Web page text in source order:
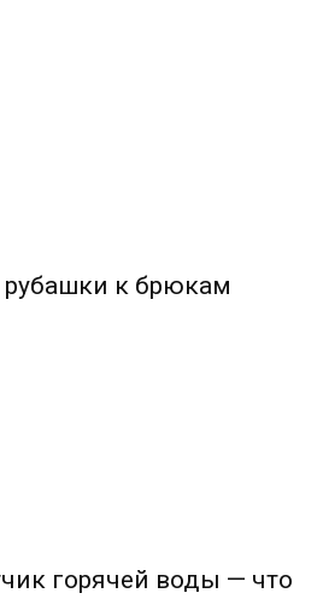
рубашки к брюкам
горячей воды — что